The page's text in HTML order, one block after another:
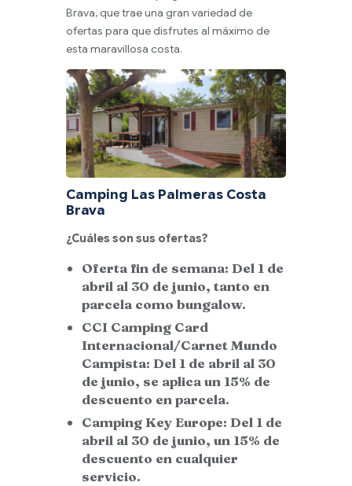
Brava, que trae una gran variedad de
ofertas para que disfrutes al máximo de
esta maravillosa costa.
Camping Las Palmeras Costa
Brava
¿Cuáles son sus ofertas?
Oferta fin de semana: Del 1 de
abril al 30 de junio, tanto en
parcela como bungalow.
CCI Camping Card
Internacional/Carnet Mundo
Campista: Del 1 de abril al 30
de junio, se aplica un 15% de
descuento en parcela.
Camping Key Europe: Del 1 de
abril al 30 de junio, un 15% de
descuento en cualquier
servicio.